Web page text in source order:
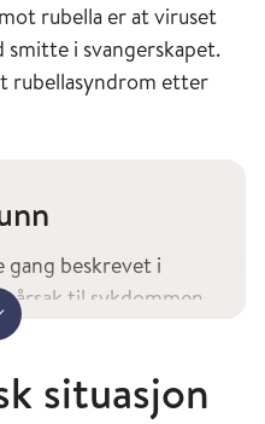
rubella er at viruset
i svangerskapet.
rubellasyndrom etter
beskrevet i
årsak til sykdommen
med fosterskade
mer
situasjon